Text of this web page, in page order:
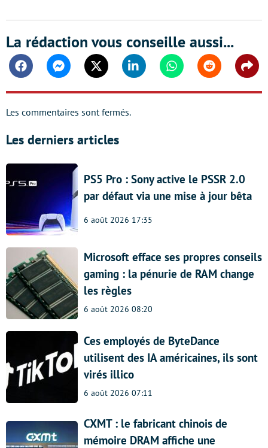
La rédaction vous conseille aussi...
FacebookMessengerTwitter Linkedin WhatsappReddit
Les commentaires sont fermés.
Les derniers articles
PS5 Pro : Sony active le PSSR 2.0
par défaut via une mise à jour bêta
6 août 2026 17:35
Microsoft efface ses propres conseils
gaming : la pénurie de RAM change
les règles
6 août 2026 08:20
Ces employés de ByteDance
utilisent des IA américaines, ils sont
virés illico
6 août 2026 07:11
CXMT : le fabricant chinois de
mémoire DRAM affiche une